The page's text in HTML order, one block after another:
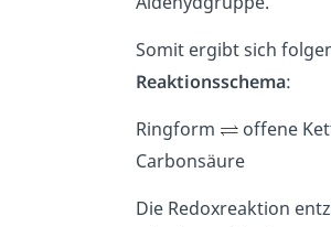
Somit ergibt sich
Reaktionsschema:
Ringform
offene
Carbonsäure
Die Redoxreaktion